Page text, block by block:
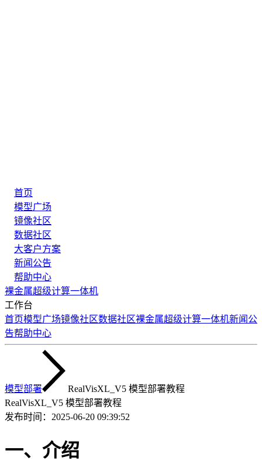
首页
模型广场
镜像社区
数据社区
大客户方案
新闻公告
帮助中心
裸金属超级计算一体机
工作台
首页模型广场镜像社区数据社区裸金属超级计算一体机新闻公
告帮助中心
模型部署
RealVisXL_V5 模型部署教程
RealVisXL_V5 模型部署教程
发布时间： 2025-06-20 09:39:52
一、介绍